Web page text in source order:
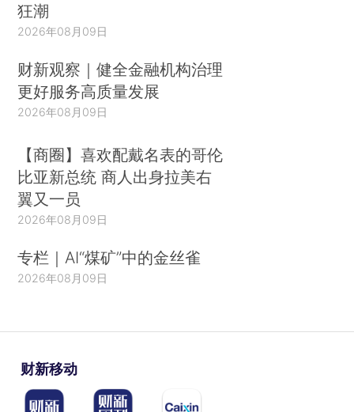
狂潮
2026年08月09日
财新观察｜健全金融机构治理
更好服务高质量发展
2026年08月09日
【商圈】喜欢配戴名表的哥伦
比亚新总统 商人出身拉美右
翼又一员
2026年08月09日
专栏｜AI“煤矿”中的金丝雀
2026年08月09日
财新移动